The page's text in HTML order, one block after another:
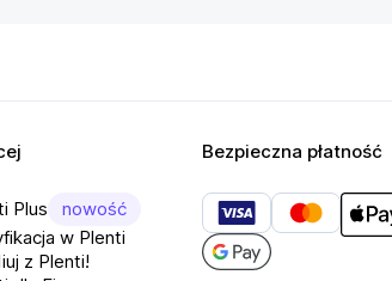
Plus
nowość
w Plenti
z Plenti!
Bezpieczna płatność